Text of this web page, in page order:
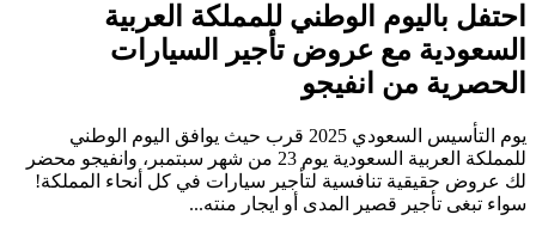
احتفل باليوم الوطني للمملكة العربية
السعودية مع عروض تأجير السيارات
الحصرية من انفيجو
يوم التأسيس السعودي 2025 قرب حيث يوافق اليوم الوطني
للمملكة العربية السعودية يوم 23 من شهر سبتمبر، وانفيجو محضر
لك عروض حقيقية تنافسية لتأجير سيارات في كل أنحاء المملكة!
سواء تبغى تأجير قصير المدى أو ايجار منته...